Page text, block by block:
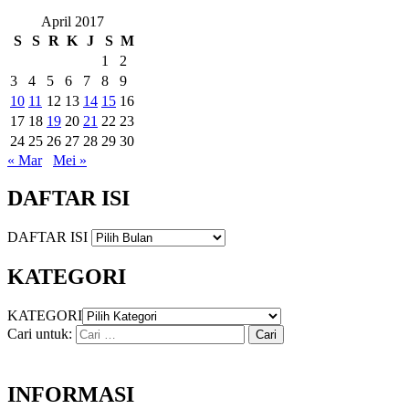
April 2017
S
S R K J S M
1
2
3
4 5 6 7 8
9
10 11 12 13 14 15 16
17 18 19 20 21 22 23
24 25 26 27 28 29 30
« Mar
Mei »
DAFTAR ISI
DAFTAR ISI
KATEGORI
KATEGORI
Cari untuk:
INFORMASI